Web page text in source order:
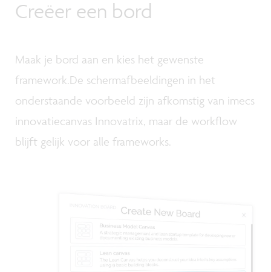
Creëer een bord
Maak je bord aan en kies het gewenste
framework.De schermafbeeldingen in het
onderstaande voorbeeld zijn afkomstig van imecs
innovatiecanvas Innovatrix, maar de workflow
blijft gelijk voor alle frameworks.